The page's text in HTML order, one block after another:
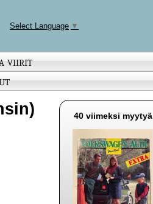
Select Language ▼
viirit
40 viimeksi myytyä